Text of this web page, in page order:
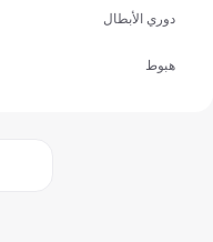
دوري الأبطال
هبوط